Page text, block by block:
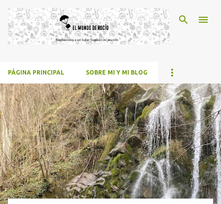
Ir al contenido principal
PÁGINA PRINCIPAL SOBRE MI Y MI BLOG
E
n
t
r
a
d
a
s